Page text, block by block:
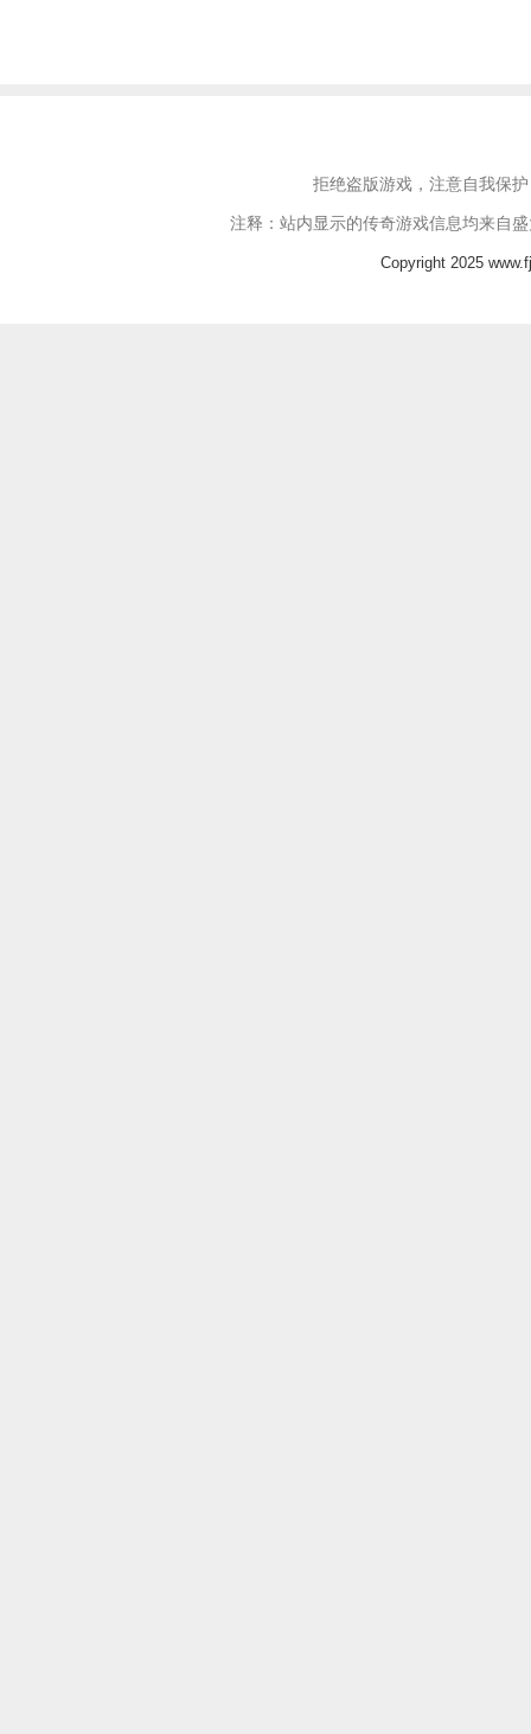
拒绝盗版游戏，注意自我保
注释：站内显示的传奇游戏信息均来自
Copyright 2025